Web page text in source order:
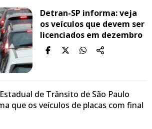
Detran-SP informa: veja
os veículos que devem ser
licenciados em dezembro
de Trânsito de São Paulo
que os veículos de placas com final